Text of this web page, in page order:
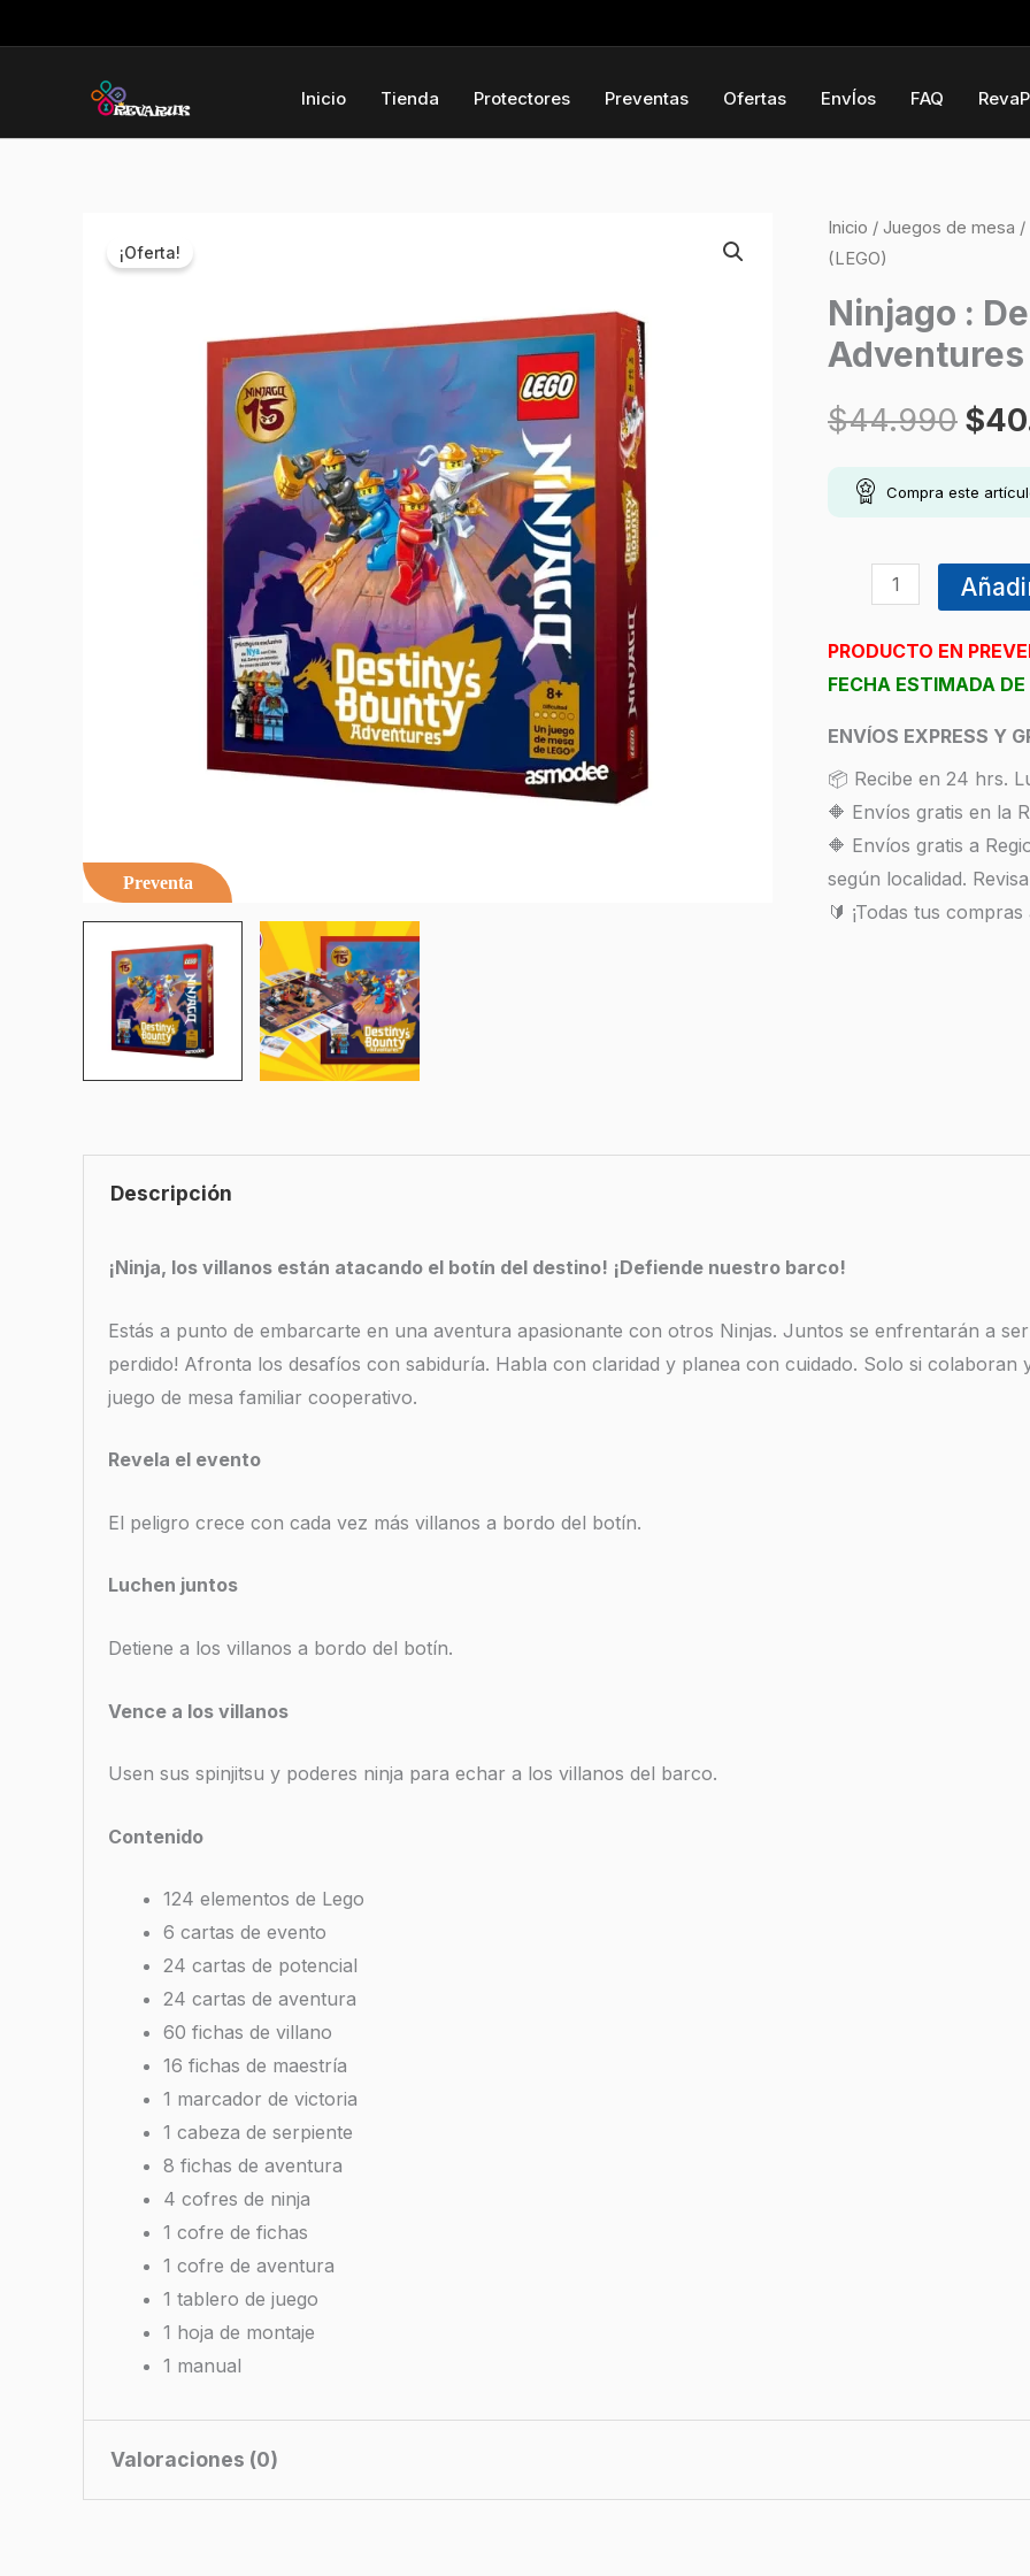
al
Inicio Tienda Protectores Preventas Ofertas EnvÍos FAQ
¡Oferta!
Preventa
Inicio / Juegos de mesa /
(LEGO)
Ninjago :
Adventures
$44.990
El
era:
$
Compra este
Ninjago
:
Destinys
Bounty
Adventures
cantidad
PRODUCTO EN
FECHA ESTIMADA
ENVÍOS EXPRESS Y
📦 Recibe en 24 hrs.
🔶 Envíos gratis en la
🔶 Envíos gratis a
según localidad.
🔰 ¡Todas tus
Descripción
¡Ninja, los villanos están atacando el botín del destino! ¡Defiende nuestro barco!
Estás a punto de embarcarte en una aventura apasionante con otros Ninjas. Juntos se enfrentarán a
perdido! Afronta los desafíos con sabiduría. Habla con claridad y planea con cuidado. Solo si
juego de mesa familiar cooperativo.
Revela el evento
El peligro crece con cada vez más villanos a bordo del botín.
Luchen juntos
Detiene a los villanos a bordo del botín.
Vence a los villanos
Usen sus spinjitsu y poderes ninja para echar a los villanos del barco.
Contenido
124 elementos de Lego
6 cartas de evento
24 cartas de potencial
24 cartas de aventura
60 fichas de villano
16 fichas de maestría
1 marcador de victoria
1 cabeza de serpiente
8 fichas de aventura
4 cofres de ninja
1 cofre de fichas
1 cofre de aventura
1 tablero de juego
1 hoja de montaje
1 manual
Valoraciones (0)